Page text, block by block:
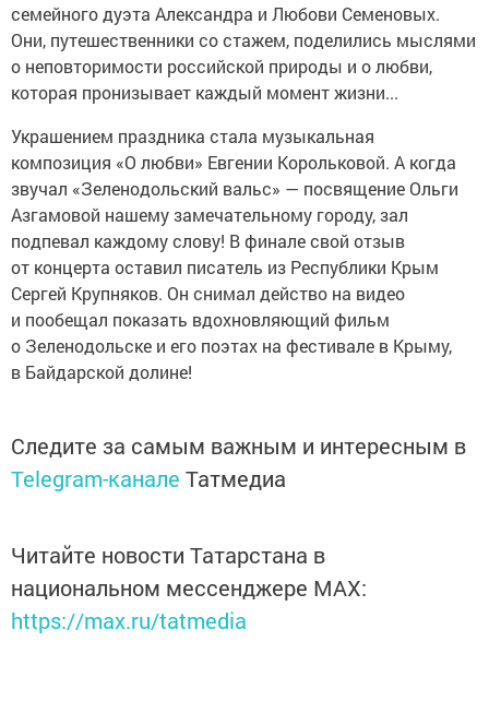
семейного дуэта Александра и Любови Семеновых.
Они, путешественники со стажем, поделились мыслями
о неповторимости российской природы и о любви,
которая пронизывает каждый момент жизни...
Украшением праздника стала музыкальная
композиция «О любви» Евгении Корольковой. А когда
звучал «Зеленодольский вальс» — посвящение Ольги
Азгамовой нашему замечательному городу, зал
подпевал каждому слову! В финале свой отзыв
от концерта оставил писатель из Республики Крым
Сергей Крупняков. Он снимал действо на видео
и пообещал показать вдохновляющий фильм
о Зеленодольске и его поэтах на фестивале в Крыму,
в Байдарской долине!
Следите за самым важным и интересным в
Telegram-канале Татмедиа
Читайте новости Татарстана в
национальном мессенджере MАХ:
https://max.ru/tatmedia